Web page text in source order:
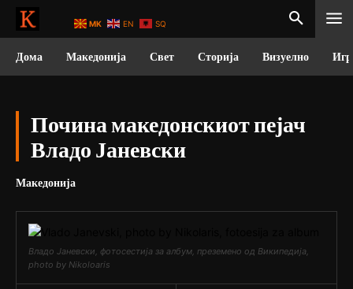
Дома Македонија Свет Сторија Визуелно
Почина македонскиот пејач
Владо Јаневски
Македонија
Владо Јаневски, фотосестија за албум, преземено од Википедија,
photo by Nikoloaris
MK EN SQ